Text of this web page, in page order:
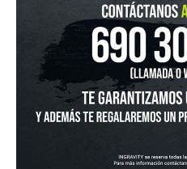
IN-GRAVITY MADRID RETIRO
in-gravity@in-gravity.com